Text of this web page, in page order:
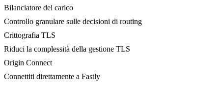
Bilanciatore del carico
Controllo granulare sulle decisioni di routing
Crittografia TLS
Riduci la complessità della gestione TLS
Origin Connect
Connettiti direttamente a Fastly